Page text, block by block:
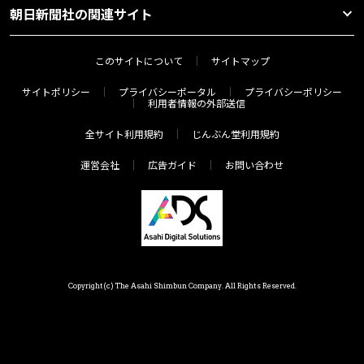
朝日新聞社の関連サイト
このサイトについて サイトマップ
サイトポリシー プライバシーポータル
プライバシーポリシー
利用者情報の外部送信
全サイト利用規約 じんぶん堂利用規約
運営会社 広告ガイド お問い合わせ
Copyright(c) The Asahi Shimbun Company. All Rights Reserved.